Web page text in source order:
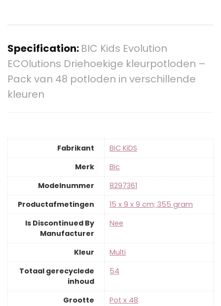
Specification: BIC Kids Evolution
ECOlutions Driehoekige kleurpotloden –
Pack van 48 potloden in verschillende
kleuren
Fabrikant
‎BiC KiDS
Merk
‎Bic
Modelnummer
‎8297361
Productafmetingen
‎15 x 9 x 9 cm; 355 gram
Is Discontinued By
Manufacturer
‎Nee
Kleur
‎Multi
Totaal gerecyclede
inhoud
‎54
Grootte
‎Pot x 48